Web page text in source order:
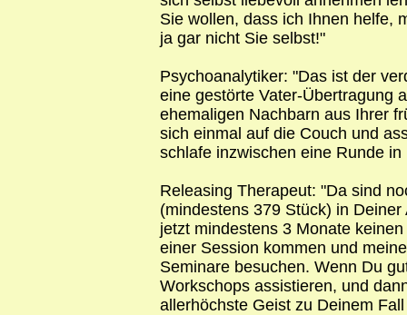
Sie wollen, dass ich Ihnen helfe,
ja gar nicht Sie selbst!"
Psychoanalytiker: "Das ist der
eine gestörte Vater-Übertragung
ehemaligen Nachbarn aus Ihrer
sich einmal auf die Couch und
schlafe inzwischen eine Runde
Releasing Therapeut: "Da sind
(mindestens 379 Stück) in
jetzt mindestens 3 Monate
einer Session kommen und
Seminare besuchen. Wenn Du
Workschops assistieren, und
allerhöchste Geist zu Deinem Fall